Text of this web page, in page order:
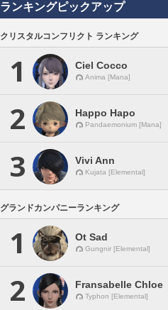
ランキングピックアップ
クリスタルコンフリクト ランキング
1 Ciel Cocco
Anima [Mana]
2 Happo Hapo
Pandaemonium [Mana]
3 Vivi Ann
Kujata [Elemental]
グランドカンパニーランキング
1 Ot Sad
Gungnir [Elemental]
2 Fransabelle Chloe
Typhon [Elemental]